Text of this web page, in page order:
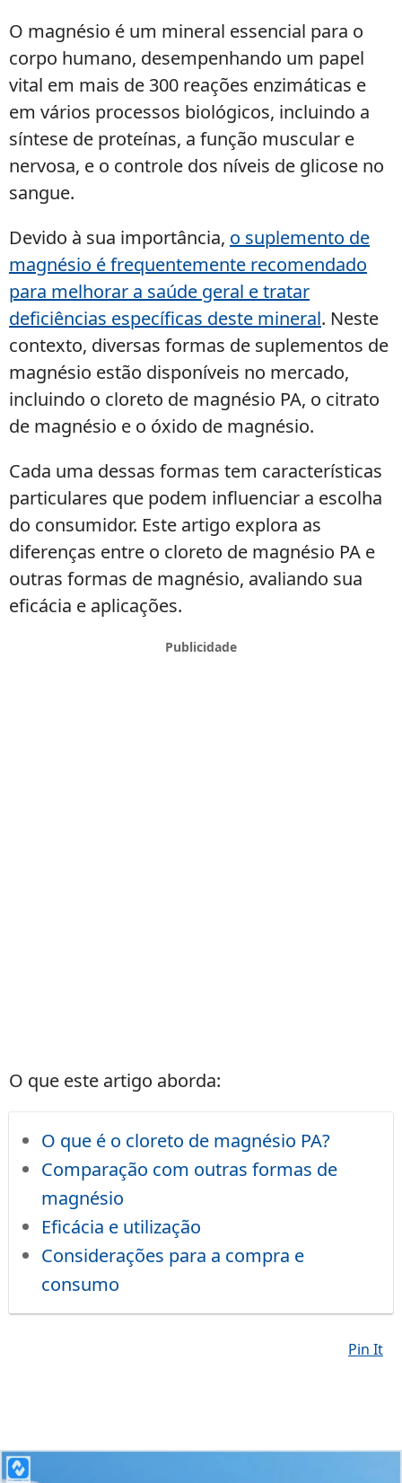
O magnésio é um mineral essencial para o
corpo humano, desempenhando um papel
vital em mais de 300 reações enzimáticas e
em vários processos biológicos, incluindo a
síntese de proteínas, a função muscular e
nervosa, e o controle dos níveis de glicose no
sangue.
Devido à sua importância, o suplemento de
magnésio é frequentemente recomendado
para melhorar a saúde geral e tratar
deficiências específicas deste mineral. Neste
contexto, diversas formas de suplementos de
magnésio estão disponíveis no mercado,
incluindo o cloreto de magnésio PA, o citrato
de magnésio e o óxido de magnésio.
Cada uma dessas formas tem características
particulares que podem influenciar a escolha
do consumidor. Este artigo explora as
diferenças entre o cloreto de magnésio PA e
outras formas de magnésio, avaliando sua
eficácia e aplicações.
O que este artigo aborda:
O que é o cloreto de magnésio PA?
Comparação com outras formas de
magnésio
Eficácia e utilização
Considerações para a compra e
consumo
Pin It